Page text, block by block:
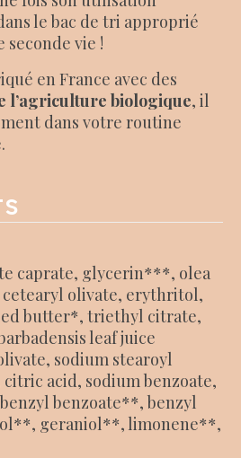
le bac de tri approprié
vie !
en France avec des
l’agriculture biologique, il
dans votre routine
caprate, glycerin***, olea
olivate, erythritol,
butter*, triethyl citrate,
leaf juice
sodium stearoyl
acid, sodium benzoate,
benzoate**, benzyl
geraniol**, limonene**,